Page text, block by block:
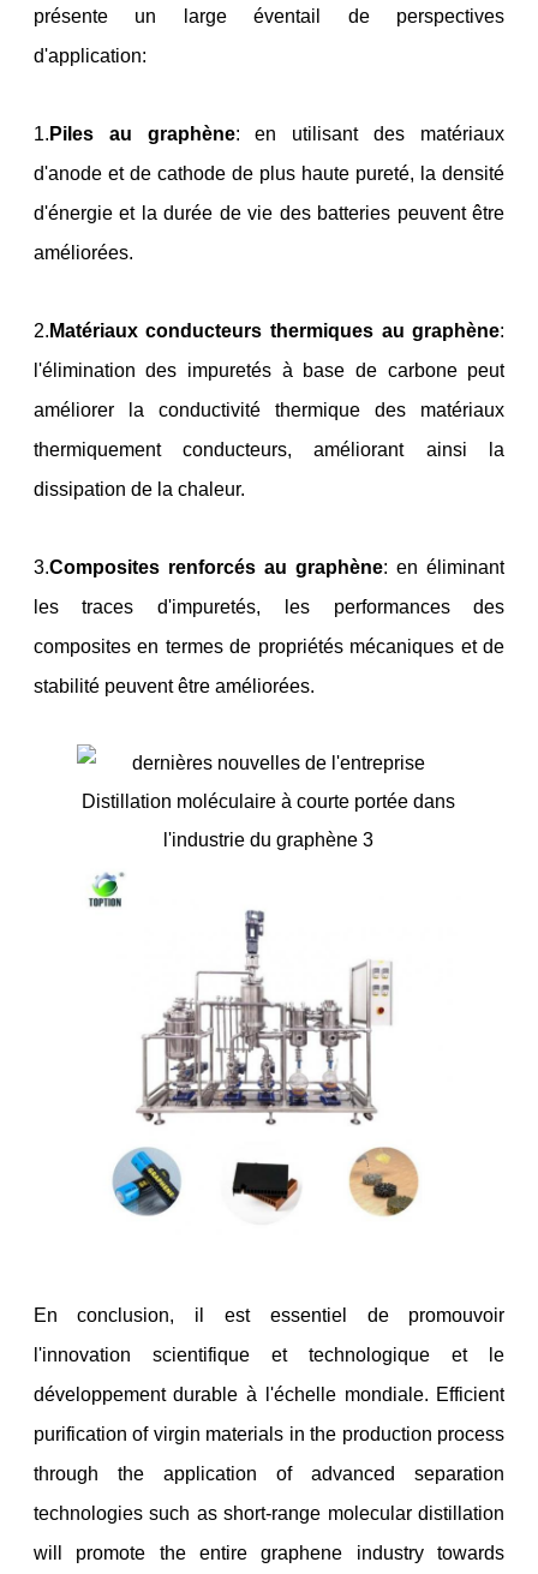
présente un large éventail de perspectives
d'application:
1. Piles au graphène: en utilisant des matériaux
d'anode et de cathode de plus haute pureté, la densité
d'énergie et la durée de vie des batteries peuvent être
améliorées.
2. Matériaux conducteurs thermiques au graphène:
l'élimination des impuretés à base de carbone peut
améliorer la conductivité thermique des matériaux
thermiquement conducteurs, améliorant ainsi la
dissipation de la chaleur.
3.Composites renforcés au graphène: en éliminant
les traces d'impuretés, les performances des
composites en termes de propriétés mécaniques et de
stabilité peuvent être améliorées.
En conclusion, il est essentiel de promouvoir
l'innovation scientifique et technologique et le
développement durable à l'échelle mondiale. Efficient
purification of virgin materials in the production process
through the application of advanced separation
technologies such as short-range molecular distillation
will promote the entire graphene industry towards